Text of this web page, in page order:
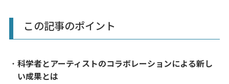
この記事のポイント
科学者とアーティストのコラボレーションによる新し
い成果とは